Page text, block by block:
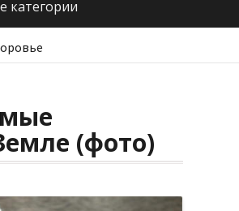
категории
(фото)